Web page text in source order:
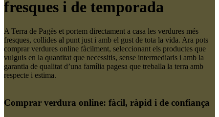
fresques i de temporada
A Terra de Pagès et portem directament a casa les verdures més
fresques, collides al punt just i amb el gust de tota la vida. Ara pots
comprar verdures online fàcilment, seleccionant els productes que
vulguis en la quantitat que necessitis, sense intermediaris i amb la
garantia de qualitat d’una família pagesa que treballa la terra amb
respecte i estima.
Comprar verdura online: fàcil, ràpid i de confiança